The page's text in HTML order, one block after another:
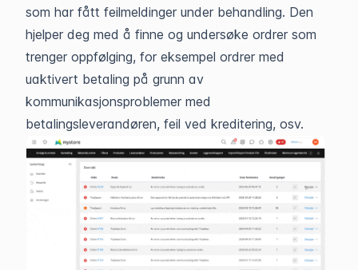
som har fått feilmeldinger under behandling. Den
hjelper deg med å finne og undersøke ordrer som
trenger oppfølging, for eksempel ordrer med
uaktivert betaling på grunn av
kommunikasjonsproblemer med
betalingsleverandøren, feil ved kreditering, osv.